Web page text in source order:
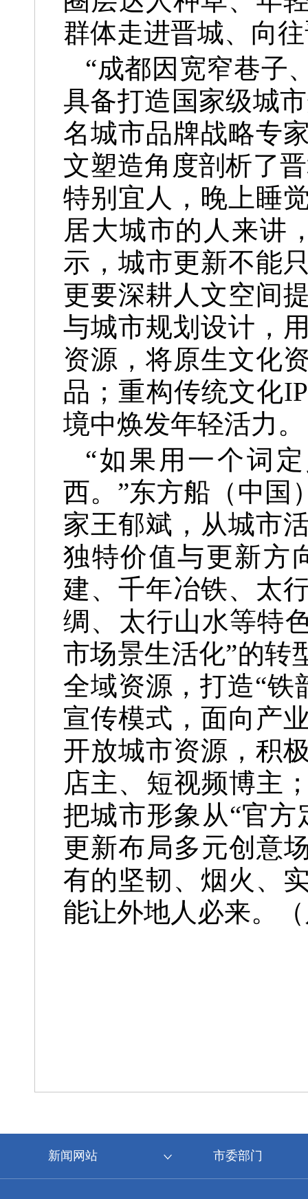
群体走进晋城、向
“成都因宽窄巷子
具备打造国家级城
名城市品牌战略专
文塑造角度剖析了
特别宜人，晚上睡
居大城市的人来讲
示，城市更新不能
更要深耕人文空间
与城市规划设计，
资源，将原生文化
品；重构传统文化
境中焕发年轻活力。
“如果用一个词
西。”东方船（中国
家王郁斌，从城市
独特价值与更新方
建、千年冶铁、太
绸、太行山水等特
市场景生活化”的转
全域资源，打造“铁
宣传模式，面向产
开放城市资源，积
店主、短视频博主
把城市形象从“官方
更新布局多元创意
有的坚韧、烟火、
能让外地人必来。（
新闻网站 市委部门